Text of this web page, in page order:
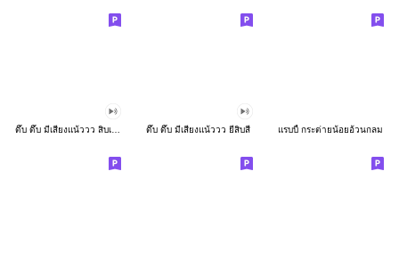
ดึ๊บ ดึ๊บ มีเสียงแน้ววว ยี่สิบสี่ แรบบี้ กระต่ายน้อยอ้วนกลม